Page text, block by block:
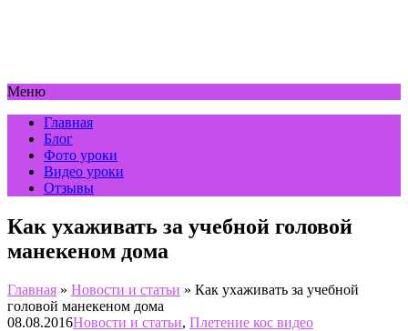
Меню
Главная
Блог
Фото уроки
Видео уроки
Отзывы
Как ухаживать за учебной головой
манекеном дома
Главная » Новости и статьи » Как ухаживать за учебной
головой манекеном дома
08.08.2016Новости и статьи, Плетение кос видео